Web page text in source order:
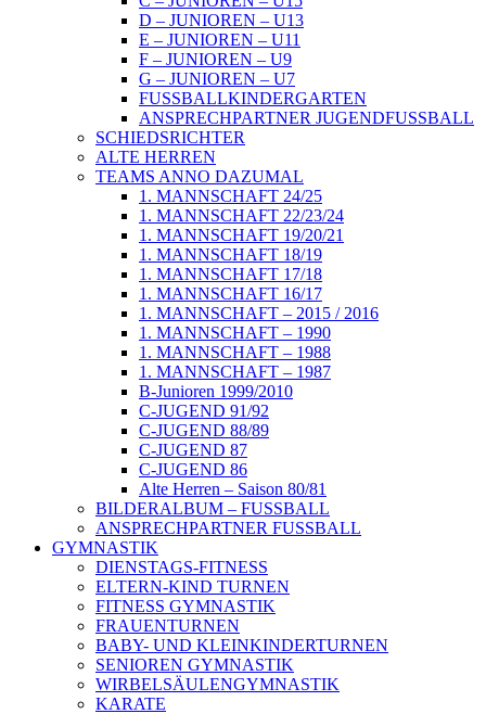
D – JUNIOREN – U13
E – JUNIOREN – U11
F – JUNIOREN – U9
G – JUNIOREN – U7
FUSSBALLKINDERGARTEN
ANSPRECHPARTNER JUGENDFUSSBALL
SCHIEDSRICHTER
ALTE HERREN
TEAMS ANNO DAZUMAL
1. MANNSCHAFT 24/25
1. MANNSCHAFT 22/23/24
1. MANNSCHAFT 19/20/21
1. MANNSCHAFT 18/19
1. MANNSCHAFT 17/18
1. MANNSCHAFT 16/17
1. MANNSCHAFT – 2015 / 2016
1. MANNSCHAFT – 1990
1. MANNSCHAFT – 1988
1. MANNSCHAFT – 1987
B-Junioren 1999/2010
C-JUGEND 91/92
C-JUGEND 88/89
C-JUGEND 87
C-JUGEND 86
Alte Herren – Saison 80/81
BILDERALBUM – FUSSBALL
ANSPRECHPARTNER FUSSBALL
GYMNASTIK
DIENSTAGS-FITNESS
ELTERN-KIND TURNEN
FITNESS GYMNASTIK
FRAUENTURNEN
BABY- UND KLEINKINDERTURNEN
SENIOREN GYMNASTIK
WIRBELSÄULENGYMNASTIK
KARATE